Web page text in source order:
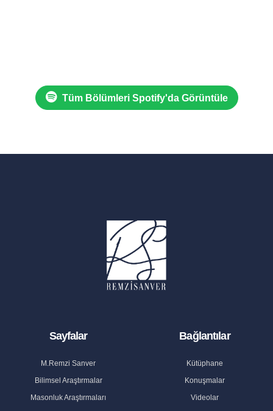
Tüm Bölümleri Spotify'da Görüntüle
Sayfalar
M.Remzi Sanver
Bilimsel Araştırmalar
Masonluk Araştırmaları
Bağlantılar
Kütüphane
Konuşmalar
Videolar